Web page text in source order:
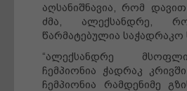
აღსანიშნავია, რომ
ძმა, ალექსანდრე,
წარმატებულია საჭადრაკო
“ალექსანდრე
ჩემპიონია ჭადრაკ
ჩემპიონია რამდენიმე